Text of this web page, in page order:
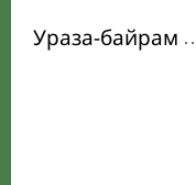
Ураза-байрам